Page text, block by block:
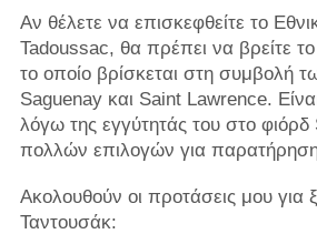
Αν θέλετε να επισκεφθείτε το
Tadoussac, θα πρέπει να βρείτε
το οποίο βρίσκεται στη συμβολή
Saguenay και Saint Lawrence.
λόγω της εγγύτητάς του στο
πολλών επιλογών για
Ακολουθούν οι προτάσεις μου για
Ταντουσάκ: